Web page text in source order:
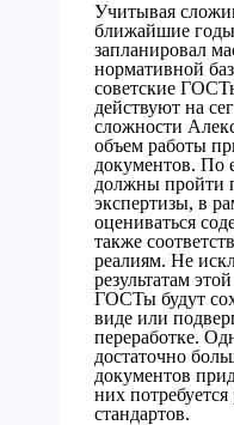
Учитывая
ближайшие годы
запланировал
нормативной
советские
действуют на
сложности
объем работы
документов. По
должны пройти
экспертизы, в
оцениваться
также
реалиям. Не
результатам
ГОСТы будут
виде или
переработке.
достаточно
документов
них
стандартов.